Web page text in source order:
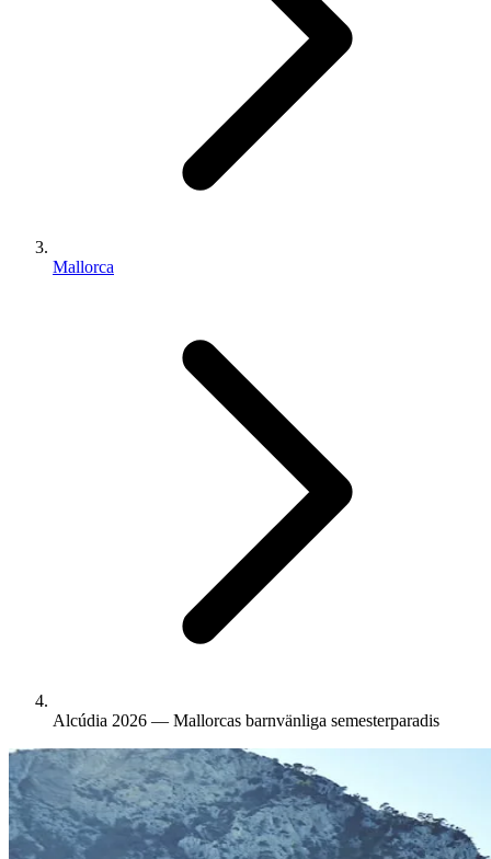
Mallorca
Alcúdia 2026 — Mallorcas barnvänliga semesterparadis